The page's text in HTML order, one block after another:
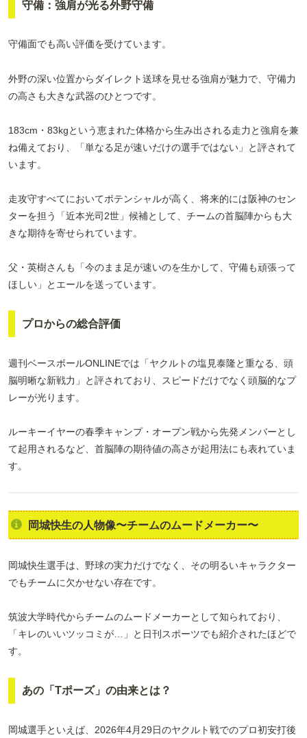
守備：強肩が光る外野守備
守備面でも高い評価を受けています。
外野の深い位置からダイレクト送球を見せる強肩が魅力で、守備力
の高さも大きな武器のひとつです。
183cm・83kgという恵まれた体格から生み出される走力と強肩を兼
ね備えており、「単なる足が速いだけの選手ではない」と評されて
います。
走攻守すべてにおいてポテンシャルが高く、将来的には阪神のセン
ターを担う「近本光司2世」候補として、チームの首脳陣からも大
きな期待を寄せられています。
父・英樹さんも「今のまま足が速いのを生かして、守備も頑張って
ほしい」とエールを送っています。
プロからの総合評価
週刊ベースボールONLINEでは「ヤクルトの塩見泰隆と重なる、頭
脳明晰な新戦力」と評されており、スピードだけでなく頭脳的なプ
レーが光ります。
ルーキーイヤーの春季キャンプ・オープン戦から先発メンバーとし
て起用されるなど、首脳陣の期待値の高さが起用法にも表れていま
す。
岡城快生の人物像〜チームのムードメーカー〜
岡城快生選手は、野球の実力だけでなく、その明るいキャラクター
でもチームに欠かせない存在です。
筑波大学時代からチームのムードメーカーとして知られており、
「キレのいいツッコミが…」と日刊スポーツでも紹介されたほどで
す。
あの「Tポーズ」の由来とは？
岡城選手といえば、2026年4月29日のヤクルト戦でのプロ初安打後